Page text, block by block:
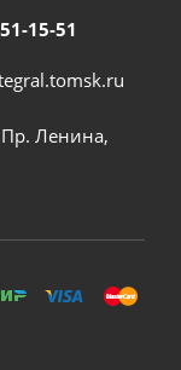
15-51
Пр. Ленина,